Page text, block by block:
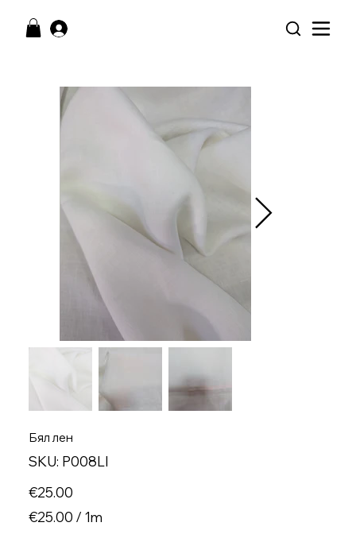
Бял лен
SKU: SKU
P008LI
P008LI
Price
€25.00
€25.00
per
€25.00 / 1m